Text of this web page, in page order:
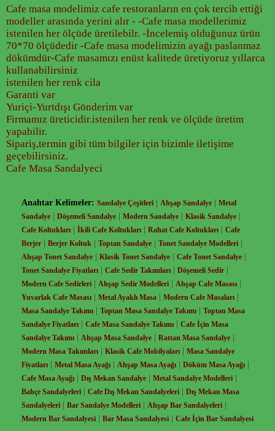
Cafe masa modelimiz cafe restoranların en çok tercih ettiği
modeller arasında yerini alır - -Cafe masa modellerimiz
istenilen her ölçüde üretilebilr. -İncelemiş olduğunuz ürün
70*70 ölçüdedir -Cafe masa modelimizin ayağı paslanmaz
dökümdür-Cafe masamızı enüst kalitede üretiyoruz yıllarca
kullanabilirsiniz
istenilen her renk cila
Garanti var
Yuriçi-Yurtdışı Gönderim var
Firmamız üreticidir.istenilen her renk ve ölçüde üretim
yapabilir.
Sipariş,termin gibi tüm bilgiler için bizimle iletişime
geçebilirsiniz.
Cafe Masa Sandalyeci
Anahtar Kelimeler: Sandalye Çeşitleri | Ahşap Sandalye | Metal
Sandalye | Döşemeli Sandalye | Modern Sandalye | Klasik Sandalye |
Cafe Koltukları | İkili Cafe Koltukları | Rahat Cafe Koltukları | Cafe
Berjer | Berjer Koltuk | Toptan Sandalye | Tonet Sandalye Modelleri |
Ahşap Tonet Sandalye | Klasik Tonet Sandalye | Cafe Tonet Sandalye |
Tonet Sandalye Fiyatları | Cafe Sedir Takımları | Döşemeli Sedir |
Modern Cafe Sedirleri | Ahşap Sedir Modelleri | Ahşap Cafe Masası |
Yuvarlak Cafe Masası | Metal Ayaklı Masa | Modern Cafe Masaları |
Masa Sandalye Takımı | Toptan Masa Sandalye Takımı | Toptan Masa
Sandalye Fiyatları | Cafe Masa Sandalye Takımı | Cafe İçin Masa
Sandalye Takımı | Ahşap Masa Sandalye | Rattan Masa Sandalye |
Modern Masa Takımları | Klasik Cafe Mobilyaları | Masa Sandalye
Fiyatları | Metal Masa Ayağı | Ahşap Masa Ayağı | Döküm Masa Ayağı |
Cafe Masa Ayağı | Dış Mekan Sandalye | Metal Sandalye Modelleri |
Bahçe Sandalyeleri | Cafe Dış Mekan Sandalyeleri | Dış Mekan Masa
Sandalyeleri | Bar Sandalye Modelleri | Ahşap Bar Sandalyeleri |
Modern Bar Sandalyesi | Bar Masa Sandalyesi | Cafe İçin Bar Sandalyesi